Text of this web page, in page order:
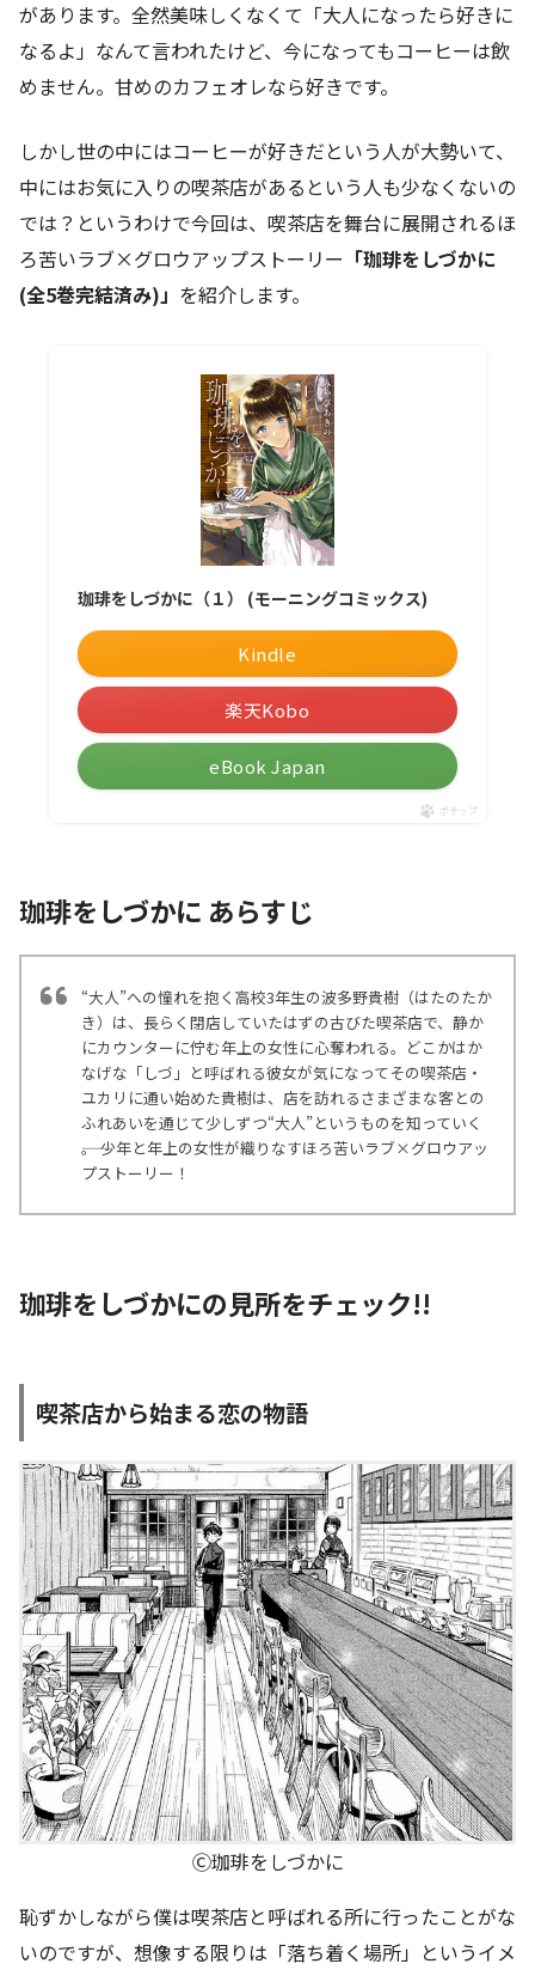
があります。全然美味しくなくて「大人になったら好きに
なるよ」なんて言われたけど、今になってもコーヒーは飲
めません。甘めのカフェオレなら好きです。
しかし世の中にはコーヒーが好きだという人が大勢いて、
中にはお気に入りの喫茶店があるという人も少なくないの
では？というわけで今回は、喫茶店を舞台に展開されるほ
ろ苦いラブ×グロウアップストーリー 「珈琲をしづかに
(全5巻完結済み)」 を紹介します。
珈琲をしづかに（１） (モーニングコミックス)
Kindle
楽天Kobo
eBook Japan
ポチップ
珈琲をしづかに あらすじ
“大人”への憧れを抱く高校3年生の波多野貴樹（はたのたか
き）は、長らく閉店していたはずの古びた喫茶店で、静か
にカウンターに佇む年上の女性に心奪われる。どこかはか
なげな「しづ」と呼ばれる彼女が気になってその喫茶店・
ユカリに通い始めた貴樹は、店を訪れるさまざまな客との
ふれあいを通じて少しずつ“大人”というものを知っていく
――。 少年と年上の女性が織りなすほろ苦いラブ×グロウアッ
プストーリー！
珈琲をしづかにの見所をチェック!!
喫茶店から始まる恋の物語
Ⓒ珈琲をしづかに
恥ずかしながら僕は喫茶店と呼ばれる所に行ったことがな
いのですが、想像する限りは「落ち着く場所」というイメ